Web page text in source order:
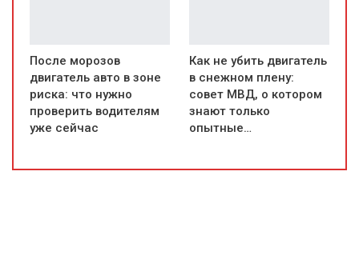
После морозов
двигатель авто в зоне
риска: что нужно
проверить водителям
уже сейчас
Как не убить двигатель
в снежном плену:
совет МВД, о котором
знают только
опытные…